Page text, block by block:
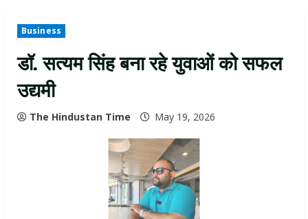
Business
डॉ. सत्यम सिंह बना रहे युवाओं को सफल
उद्यमी
The Hindustan Time May 19, 2026